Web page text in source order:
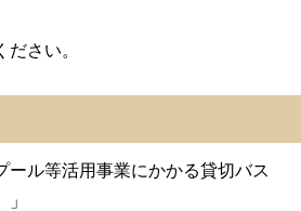
さい。
ル等活用事業にかかる貸切バス